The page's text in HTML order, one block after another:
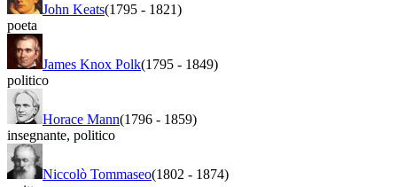
John Keats(1795 - 1821)
poeta
James Knox Polk(1795 - 1849)
politico
Horace Mann(1796 - 1859)
insegnante, politico
Niccolò Tommaseo(1802 - 1874)